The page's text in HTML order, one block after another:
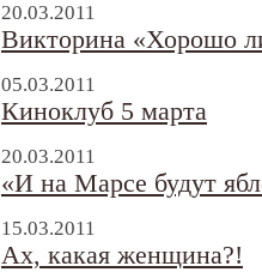
20.03.2011
Викторина «Хорошо
05.03.2011
Киноклуб 5 марта
20.03.2011
«И на Марсе будут
15.03.2011
Ах, какая женщина?!